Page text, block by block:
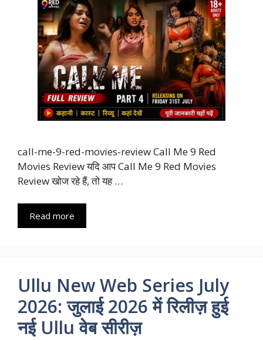
call-me-9-red-movies-review Call Me 9 Red
Movies Review यदि आप Call Me 9 Red Movies
Review खोज रहे हैं, तो यह …
Read more
Ullu New Web Series July
2026: जुलाई 2026 में रिलीज़ हुई
नई Ullu वेब सीरीज़